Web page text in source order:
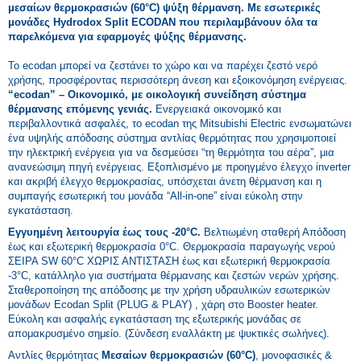
μεσαίων θερμοκρασιών (60°C) ψύξη θέρμανση. Με εσωτερικές
μονάδες Hydrodox Split ECODAN που περιλαμβάνουν όλα τα
παρελκόμενα για εφαρμογές ψύξης θέρμανσης.
Το ecodan μπορεί να ζεστάνει το χώρο και να παρέχει ζεστό νερό
χρήσης, προσφέροντας περισσότερη άνεση και εξοικονόμηση ενέργειας.
“ecodan” – Οικονομικό, με οικολογική συνείδηση σύστημα
θέρμανσης επόμενης γενιάς. Ενεργειακά οικονομικό και
περιβαλλοντικά ασφαλές, το ecodan της Mitsubishi Electric ενσωματώνει
ένα υψηλής απόδοσης σύστημα αντλίας θερμότητας που χρησιμοποιεί
την ηλεκτρική ενέργεια για να δεσμεύσει “τη θερμότητα του αέρα”, μια
ανανεώσιμη πηγή ενέργειας. Εξοπλισμένο με προηγμένο έλεγχο inverter
και ακριβή έλεγχο θερμοκρασίας, υπόσχεται άνετη θέρμανση και η
συμπαγής εσωτερική του μονάδα “All-in-one” είναι εύκολη στην
εγκατάσταση.
Εγγυημένη λειτουργία έως τους -20°C. Βελτιωμένη σταθερή Απόδοση
έως και εξωτερική θερμοκρασία 0°C. Θερμοκρασία παραγωγής νερού
ΣΕΙΡΑ SW 60°C ΧΩΡΙΣ ΑΝΤΙΣΤΑΣΗ έως και εξωτερική θερμοκρασία
-3°C, κατάλληλο για συστήματα θέρμανσης και ζεστών νερών χρήσης.
Σταθεροποίηση της απόδοσης με την χρήση υδραυλικών εσωτερικών
μονάδων Ecodan Split (PLUG & PLAY) , χάρη στο Booster heater.
Εύκολη και ασφαλής εγκατάσταση της εξωτερικής μονάδας σε
απομακρυσμένο σημείο. (Σύνδεση εναλλάκτη με ψυκτικές σωλήνες).
Αντλίες θερμότητας Μεσαίων θερμοκρασιών (60°C) , μονοφασικές &